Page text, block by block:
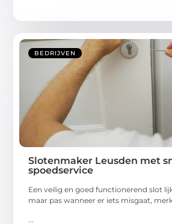
BEDRIJVEN
Slotenmaker Leusden met
spoedservice
Een veilig en goed functionerend slot
maar pas wanneer er iets misgaat,
...